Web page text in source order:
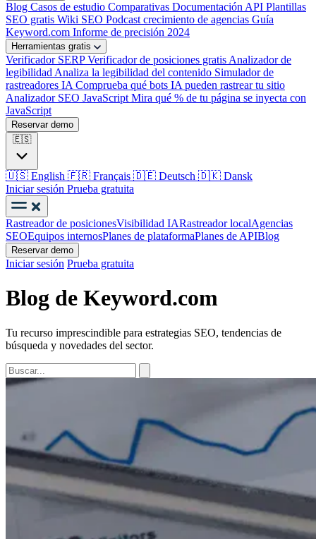
Blog Casos de estudio Comparativas Documentación API Plantillas
SEO gratis Wiki SEO Podcast crecimiento de agencias Guía
Keyword.com Informe de precisión 2024
Herramientas gratis
Verificador SERPVerificador de posiciones gratis Analizador de
legibilidad Analiza la legibilidad del contenido Simulador de
rastreadores IA Comprueba qué bots IA pueden rastrear tu sitio
Analizador SEO JavaScript Mira qué % de tu página se inyecta con
JavaScript
Reservar demo
🇪🇸
🇺🇸 English 🇫🇷 Français 🇩🇪 Deutsch 🇩🇰 Dansk
Iniciar sesión Prueba gratuita
Rastreador de posicionesVisibilidad IARastreador localAgencias
SEOEquipos internosPlanes de plataformaPlanes de APIBlog
Reservar demo
Iniciar sesión Prueba gratuita
Blog de Keyword.com
Tu recurso imprescindible para estrategias SEO, tendencias de
búsqueda y novedades del sector.